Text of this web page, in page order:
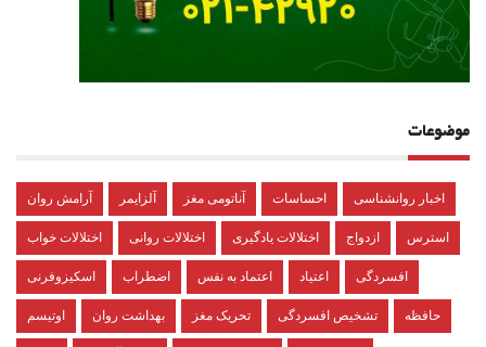
موضوعات
آرامش روان آلزایمر آناتومی مغز احساسات اخبار روانشناسی
اختلالات خواب اختلالات روانی اختلالات یادگیری ازدواج استرس
اسکیزوفرنی اضطراب اعتماد به نفس اعتیاد افسردگی
اوتیسم بهداشت روان تحریک مغز تشخیص افسردگی حافظه